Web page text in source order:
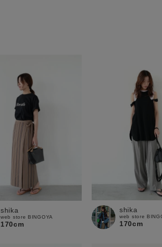
shika
web store BINGOYA
170cm
shika
web store
170cm